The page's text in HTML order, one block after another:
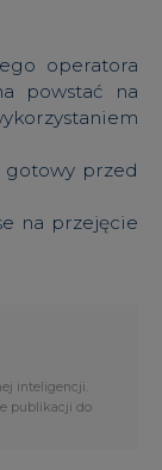
operatora
powstać na
przed
na przejęcie
inteligencji.
publikacji do